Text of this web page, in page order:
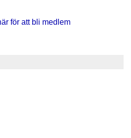
för att bli medlem